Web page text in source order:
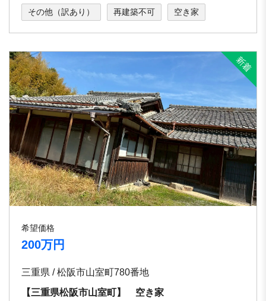
その他（訳あり） 再建築不可 空き家
希望価格
200万円
三重県 / 松阪市山室町780番地
【三重県松阪市山室町】 空き家